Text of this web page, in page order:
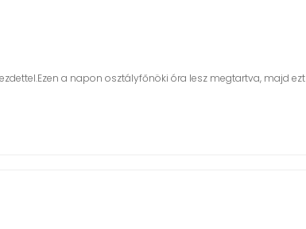
a napon osztályfőnöki óra lesz megtartva, majd ezt